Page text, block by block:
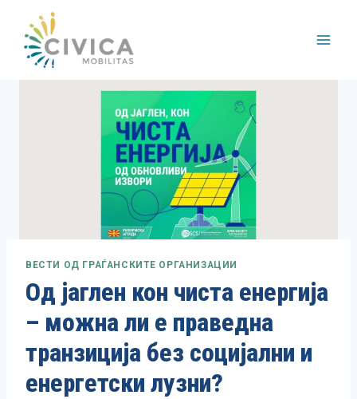
content
ВЕСТИ ОД ГРАЃАНСКИТЕ ОРГАНИЗАЦИИ
Од јаглен кон чиста енергија
– можна ли е праведна
транзиција без социјални и
енергетски лузни?